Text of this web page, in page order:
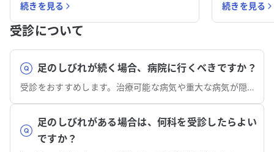
が、しびれの原因や症状の悪化が心配で
す。アレルギーはありません。 このしびれ
について、詳しい情報を知りたいと考えて
います。すでに病院を受診していますが、
症状が良くならないため、どのように対処
すれば良いのか、医師に相談したいです。
病状が進行しないか心配しており、適切な
アドバイスをいただけると助かります。
続きを見る
続いていま
があり、浮
電図、肺CT
見つかりませんでし
病の薬も服
関節症もあ
内科、循環
続きを見る
受診について
足のしびれが続く場合、病院に行くべきですか？
受診をおすすめします。治療可能な病気や重大な病気が隠れていることもあります。
足のしびれがある場合は、何科を受診したらよい
ですか？